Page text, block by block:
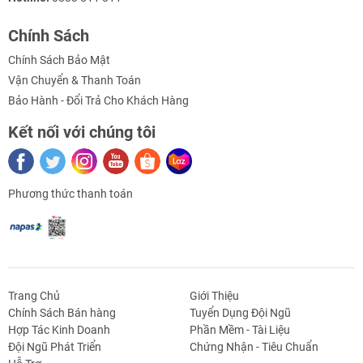
Định
Linh Kiện Siết -
Dao Cụ Cắt Gọt
Dụng Cụ Cầm
Máy Công Cụ
Chính Sách
Chính Sách Bảo Mật
Vận Chuyển & Thanh Toán
Bảo Hành - Đổi Trả Cho Khách Hàng
Kết nối với chúng tôi
Phương thức thanh toán
Trang Chủ
Giới Thiệu
Chính Sách Bán hàng
Tuyển Dụng Đội Ngũ
Hợp Tác Kinh Doanh
Phần Mềm - Tài Liệu
Đội Ngũ Phát Triển
Chứng Nhận - Tiêu Chuẩn